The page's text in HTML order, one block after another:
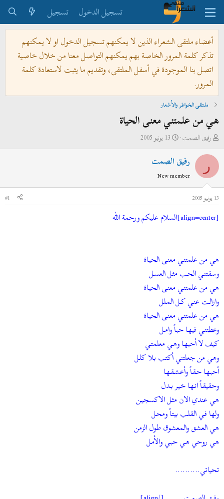
تسجيل الدخول
تسجيل
أعضاء ملتقى الشعراء الذين لا يمكنهم تسجيل الدخول او لا يمكنهم
تذكر كلمة المرور الخاصة بهم يمكنهم التواصل معنا من خلال خاصية
اتصل بنا الموجودة في أسفل الملتقى، وتقديم ما يثبت لاستعادة كلمة
المرور.
ملتقى الخواطر والأشعار
هي من علمتني معنى الحياة
ب
ئ
م
و
رفيق الصمت
ت
ر
ل
ب
13 يونيو 2005
ر رفيق الصمت
New member
13 يونيو 2005
#1
[align=center]السلام عليكم ورحمة الله
هي من علمتنـي معنـى الحيـاة
وسقتنـي الحـب مثـل العسـل
هي من علمتنـي معنـى الحيـاة
وازالـت عنـي كــل المـلـل
هي من علمتنـي معنـى الحيـاة
وعطتنـي فيهـا حبـاً وامــل
كيف لا أحبهـا وهـي معلمتـي
وهي من جعلتني أكتب بـلا كلـل
أحبـهـا حـقـاً وأعشـقـهـا
وحقيقـاً انـهـا خـيـر بــدل
هي عندي الان مثـل الاكسجيـن
ولها فـي القلـب بيتـاً ومحـل
هي العشق والمعشوق طول الزمن
هي روحي هـي حبـي والأمـل
تحياتي..........